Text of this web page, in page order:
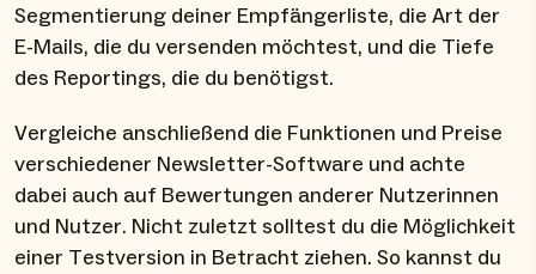
Segmentierung deiner Empfängerliste, die Art der
E-Mails, die du versenden möchtest, und die Tiefe
des Reportings, die du benötigst.
Vergleiche anschließend die Funktionen und Preise
verschiedener Newsletter-Software und achte
dabei auch auf Bewertungen anderer Nutzerinnen
und Nutzer. Nicht zuletzt solltest du die Möglichkeit
einer Testversion in Betracht ziehen. So kannst du